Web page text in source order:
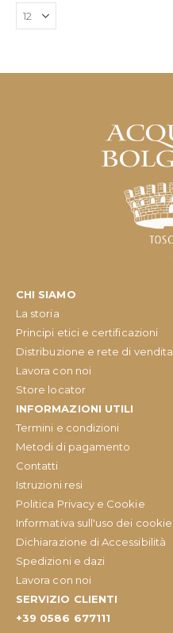
CHI SIAMO
La storia
Principi etici e certificazioni
Distribuzione e rete di vendita
Lavora con noi
Store locator
INFORMAZIONI UTILI
Termini e condizioni
Metodi di pagamento
Contatti
Istruzioni resi
Politica Privacy e Cookie
Informativa sull'uso dei cookie
Dichiarazione di Accessibilità
Spedizioni e dazi
Lavora con noi
SERVIZIO CLIENTI
+39 0586 677111